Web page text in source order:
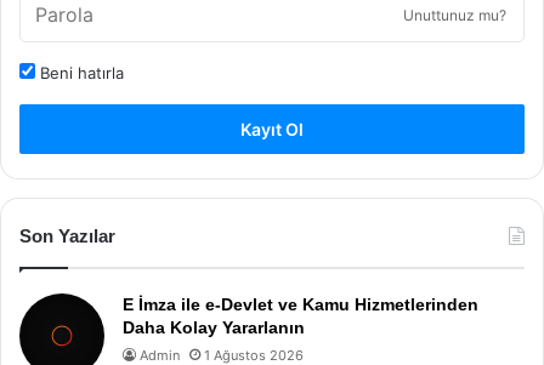
Unuttunuz mu?
Beni hatırla
Kayıt Ol
Son Yazılar
E İmza ile e-Devlet ve Kamu Hizmetlerinden
Daha Kolay Yararlanın
Admin 1 Ağustos 2026